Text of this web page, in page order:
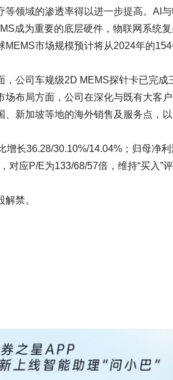
领域的渗透率得以进一步提高。AI
成为重要的底层硬件，物联网系统
市场规模预计将从2024年的
公司车规级2D MEMS探针卡已完成
布局方面，公司在深化与既有大客
新加坡等地的海外销售及服务点，以
长36.28/30.10%/14.04%；归母净
应P/E为133/68/57倍，维持“买入”评
禁。